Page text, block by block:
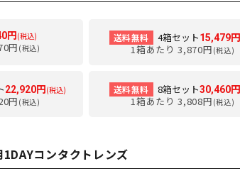
円(税込)
円 (税込)
送料無料 4箱セット15,479円
1箱あたり 3,870円 (税込)
22,920円 (税込)
円 (税込)
送料無料 8箱セット30,460円
1箱あたり 3,808円 (税込)
コンタクトレンズ